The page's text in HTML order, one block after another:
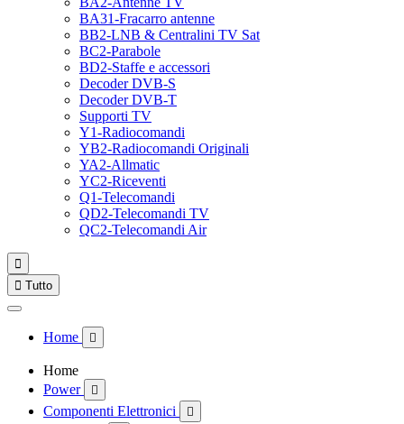
BA31-Fracarro antenne
BB2-LNB & Centralini TV Sat
BC2-Parabole
BD2-Staffe e accessori
Decoder DVB-S
Decoder DVB-T
Supporti TV
Y1-Radiocomandi
YB2-Radiocomandi Originali
YA2-Allmatic
YC2-Riceventi
Q1-Telecomandi
QD2-Telecomandi TV
QC2-Telecomandi Air

 Tutto
Home 
Home
Power

Componenti Elettronici 